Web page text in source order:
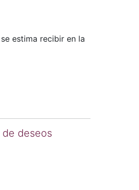
estima recibir en la
deseos